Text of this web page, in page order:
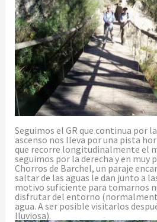
Seguimos el GR que continua por
ascenso nos lleva por una pista
que recorre longitudinalmente el
seguimos por la derecha y en muy
Chorros de Barchel, un paraje
saltar de las aguas le dan junto a
motivo suficiente para tomarnos
disfrutar del entorno
agua. A ser posible visitarlos
lluviosa).